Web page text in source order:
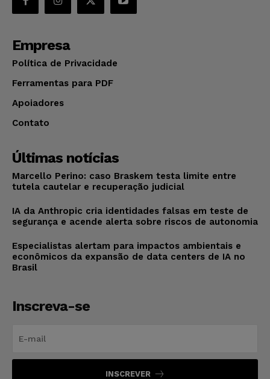
Empresa
Política de Privacidade
Ferramentas para PDF
Apoiadores
Contato
Últimas notícias
Marcello Perino: caso Braskem testa limite entre
tutela cautelar e recuperação judicial
IA da Anthropic cria identidades falsas em teste de
segurança e acende alerta sobre riscos de autonomia
Especialistas alertam para impactos ambientais e
econômicos da expansão de data centers de IA no
Brasil
Inscreva-se
INSCREVER